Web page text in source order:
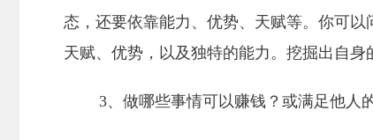
态，还要依靠能力、优势、天赋等。你可
天赋、优势，以及独特的能力。挖掘出自身
3、做哪些事情可以赚钱？或满足他人